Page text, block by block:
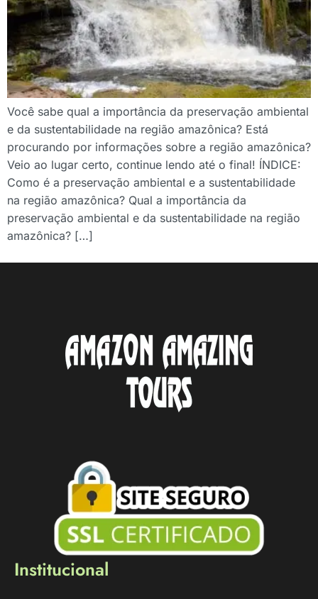
Você sabe qual a importância da preservação ambiental
e da sustentabilidade na região amazônica? Está
procurando por informações sobre a região amazônica?
Veio ao lugar certo, continue lendo até o final! ÍNDICE:
Como é a preservação ambiental e a sustentabilidade
na região amazônica? Qual a importância da
preservação ambiental e da sustentabilidade na região
amazônica? […]
Institucional